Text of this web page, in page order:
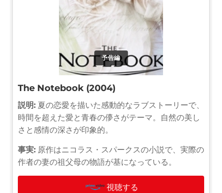
予告編
The Notebook (2004)
説明: 夏の恋愛を描いた感動的なラブストーリーで、
時間を超えた愛と青春の儚さがテーマ。自然の美し
さと感情の深さが印象的。
事実: 原作はニコラス・スパークスの小説で、実際の
作者の妻の祖父母の物語が基になっている。
視聴する